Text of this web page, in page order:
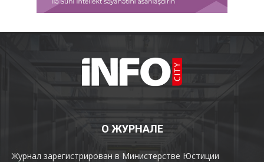
О ЖУРНАЛЕ
Журнал зарегистрирован в Министерстве Юстиции